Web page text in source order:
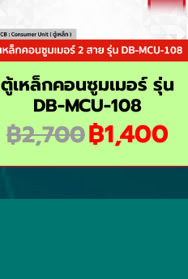
ตู้เหล็กคอนซูมเมอร์ รุ่น
DB-MCU-108
฿2,700฿1,400